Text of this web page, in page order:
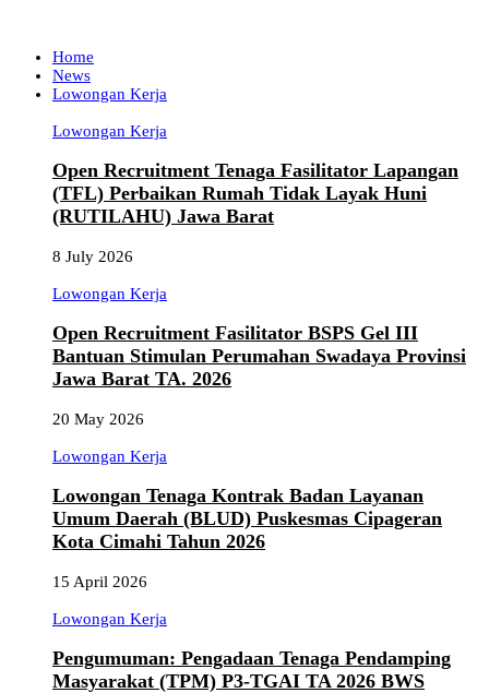
Home
News
Lowongan Kerja
Lowongan Kerja
Open Recruitment Tenaga Fasilitator Lapangan
(TFL) Perbaikan Rumah Tidak Layak Huni
(RUTILAHU) Jawa Barat
8 July 2026
Lowongan Kerja
Open Recruitment Fasilitator BSPS Gel III
Bantuan Stimulan Perumahan Swadaya Provinsi
Jawa Barat TA. 2026
20 May 2026
Lowongan Kerja
Lowongan Tenaga Kontrak Badan Layanan
Umum Daerah (BLUD) Puskesmas Cipageran
Kota Cimahi Tahun 2026
15 April 2026
Lowongan Kerja
Pengumuman: Pengadaan Tenaga Pendamping
Masyarakat (TPM) P3-TGAI TA 2026 BWS